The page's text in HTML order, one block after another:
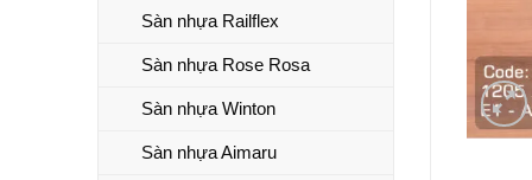
Sàn nhựa Railflex
Sàn nhựa Rose Rosa
Sàn nhựa Winton
Sàn nhựa Aimaru